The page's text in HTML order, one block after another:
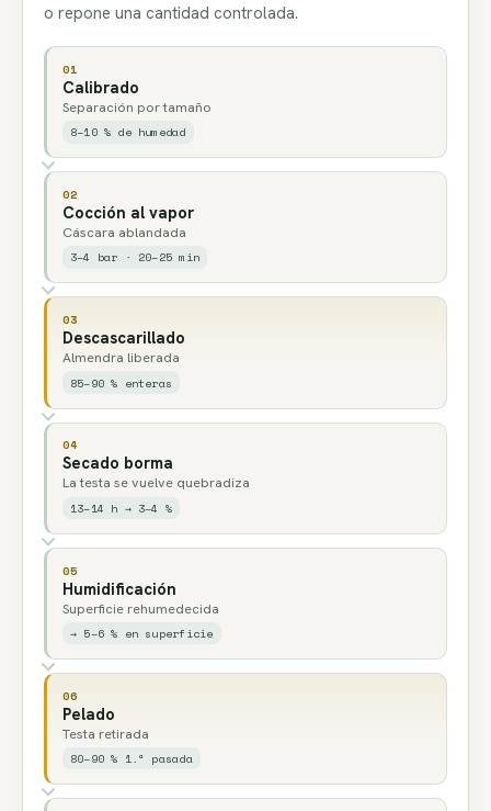
o repone una cantidad controlada.
01
Calibrado
Separación por tamaño
8–10 % de humedad
02
Cocción al vapor
Cáscara ablandada
3–4 bar · 20–25 min
03
Descascarillado
Almendra liberada
85–90 % enteras
04
Secado borma
La testa se vuelve quebradiza
13–14 h → 3–4 %
05
Humidificación
Superficie rehumedecida
→ 5–6 % en superficie
06
Pelado
Testa retirada
80–90 % 1.ª pasada